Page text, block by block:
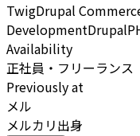
TwigDrupal
DevelopmentDrupal
Availability
正社員・フリーランス
Previously at
メル
メルカリ出身